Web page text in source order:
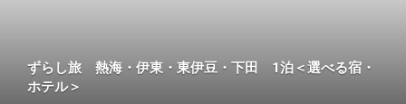
ずらし旅 熱海・伊東・東伊豆・下田 1泊＜選べる宿・
ホテル＞